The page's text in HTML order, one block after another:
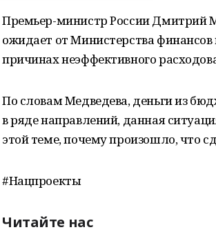
Премьер-министр России Дмитрий
ожидает от Министерства
причинах неэффективного
По словам Медведева, деньги из
в ряде направлений, данная
этой теме, почему произошло, что
#Нацпроекты
Читайте нас